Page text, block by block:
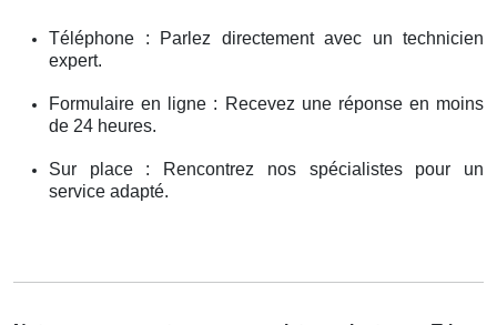
Téléphone : Parlez directement avec un technicien
expert.
Formulaire en ligne : Recevez une réponse en moins
de 24 heures.
Sur place : Rencontrez nos spécialistes pour un
service adapté.